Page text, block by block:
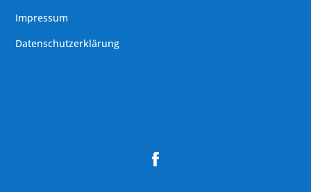
Impressum
Datenschutzerklärung